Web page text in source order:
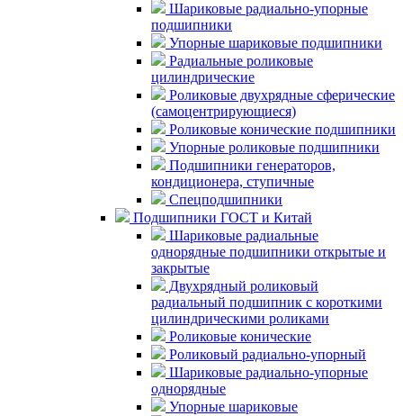
Шариковые радиально-упорные
подшипники
Упорные шариковые подшипники
Радиальные роликовые
цилиндрические
Роликовые двухрядные сферические
(самоцентрирующиеся)
Роликовые конические подшипники
Упорные роликовые подшипники
Подшипники генераторов,
кондиционера, ступичные
Спецподшипники
Подшипники ГОСТ и Китай
Шариковые радиальные
однорядные подшипники открытые и
закрытые
Двухрядный роликовый
радиальный подшипник с короткими
цилиндрическими роликами
Роликовые конические
Роликовый радиально-упорный
Шариковые радиально-упорные
однорядные
Упорные шариковые